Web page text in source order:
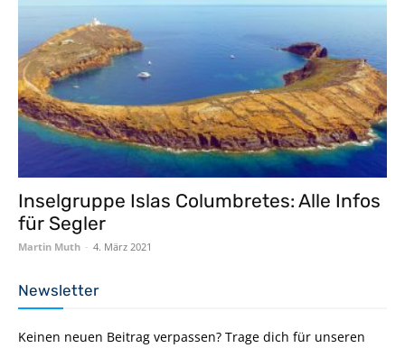
Inselgruppe Islas Columbretes: Alle Infos
für Segler
Martin Muth - 4. März 2021
Newsletter
Keinen neuen Beitrag verpassen? Trage dich für unseren